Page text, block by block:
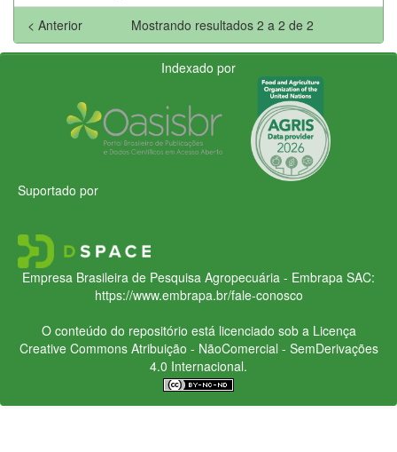
Mostrando resultados 2 a 2 de 2
< Anterior
Indexado por
Suportado por
Empresa Brasileira de Pesquisa Agropecuária - Embrapa SAC:
https://www.embrapa.br/fale-conosco
O conteúdo do repositório está licenciado sob a Licença
Creative CommonsAtribuição - NãoComercial - SemDerivações
4.0 Internacional.